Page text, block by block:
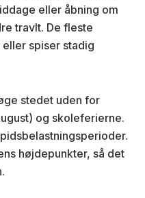
eller åbning om
travlt. De fleste
spiser stadig
stedet uden for
og skoleferierne.
højdepunkter, så det